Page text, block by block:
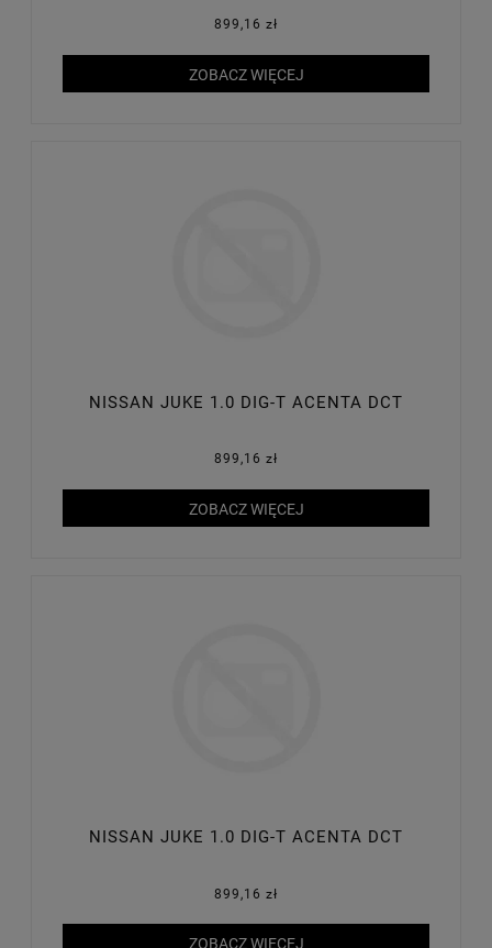
899,16 zł
ZOBACZ WIĘCEJ
NISSAN JUKE 1.0 DIG-T ACENTA DCT
899,16 zł
ZOBACZ WIĘCEJ
NISSAN JUKE 1.0 DIG-T ACENTA DCT
899,16 zł
ZOBACZ WIĘCEJ